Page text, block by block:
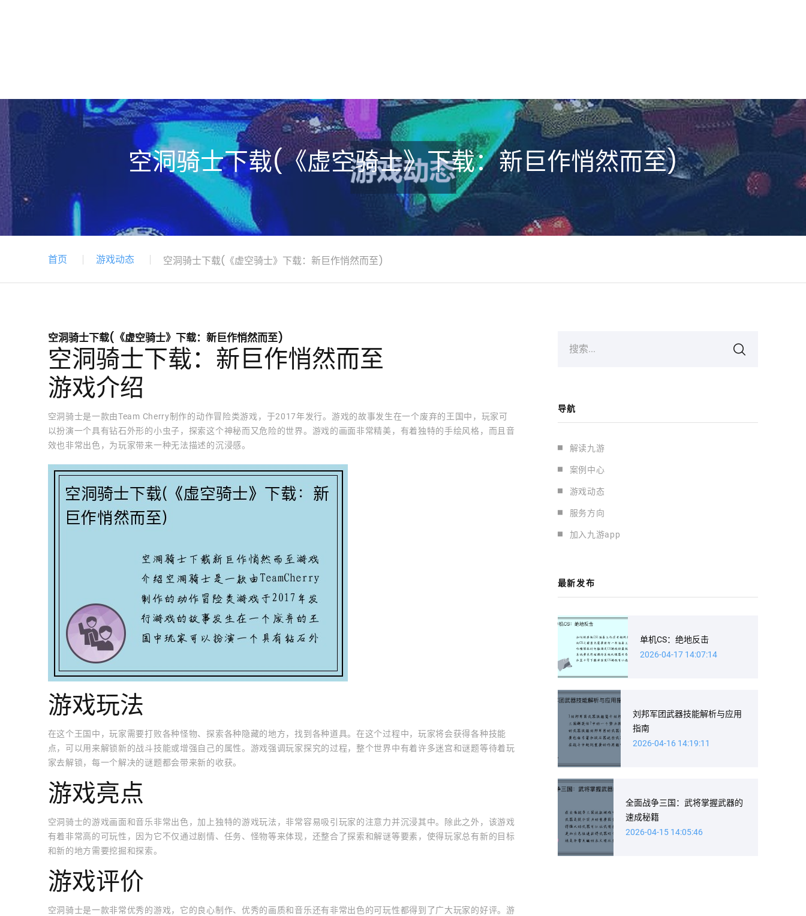
空洞骑士下载(《虚空骑士》下载：新巨作悄然而至)
首页 游戏动态 空洞骑士下载(《虚空骑士》下载：新巨作悄然而至)
空洞骑士下载(《虚空骑士》下载：新巨作悄然而至)
空洞骑士下载：新巨作悄然而至
游戏介绍
空洞骑士是一款由Team Cherry制作的动作冒险类游戏，于2017年发行。游戏的故事发生在一个废弃的王国中，玩家可
以扮演一个具有钻石外形的小虫子，探索这个神秘而又危险的世界。游戏的画面非常精美，有着独特的手绘风格，而且音
效也非常出色，为玩家带来一种无法描述的沉浸感。
游戏玩法
在这个王国中，玩家需要打败各种怪物、探索各种隐藏的地方，找到各种道具。在这个过程中，玩家将会获得各种技能
点，可以用来解锁新的战斗技能或增强自己的属性。游戏强调玩家探究的过程，整个世界中有着许多迷宫和谜题等待着玩
家去解锁，每一个解决的谜题都会带来新的收获。
游戏亮点
空洞骑士的游戏画面和音乐非常出色，加上独特的游戏玩法，非常容易吸引玩家的注意力并沉浸其中。除此之外，该游戏
有着非常高的可玩性，因为它不仅通过剧情、任务、怪物等来体现，还整合了探索和解谜等要素，使得玩家总有新的目标
和新的地方需要挖掘和探索。
游戏评价
空洞骑士是一款非常优秀的游戏，它的良心制作、优秀的画质和音乐还有非常出色的可玩性都得到了广大玩家的好评。游
搜索...
导航
解读九游
案例中心
游戏动态
服务方向
加入九游app
最新发布
单机CS：绝地反击
2026-04-17 14:07:14
刘邦军团武器技能解析与应用
指南
2026-04-16 14:19:11
全面战争三国：武将掌握武器的
速成秘籍
2026-04-15 14:05:46